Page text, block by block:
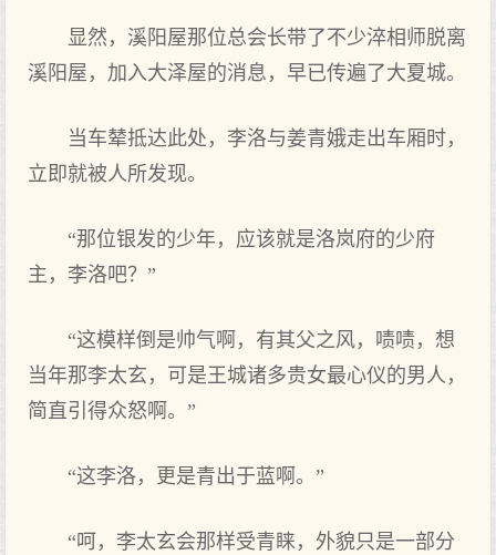
显然，溪阳屋那位总会长带了不少淬相师脱离
溪阳屋，加入大泽屋的消息，早已传遍了大夏城。
当车辇抵达此处，李洛与姜青娥走出车厢时，
立即就被人所发现。
“那位银发的少年，应该就是洛岚府的少府
主，李洛吧？”
“这模样倒是帅气啊，有其父之风，啧啧，想
当年那李太玄，可是王城诸多贵女最心仪的男人，
简直引得众怒啊。”
“这李洛，更是青出于蓝啊。”
“呵，李太玄会那样受青睐，外貌只是一部分